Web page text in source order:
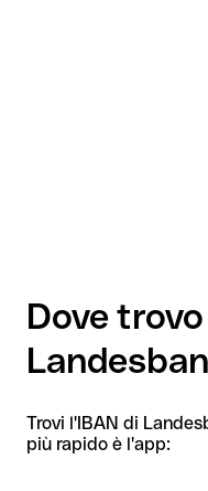
Dove
Trovi l'IBAN di
più rapido è l'app: